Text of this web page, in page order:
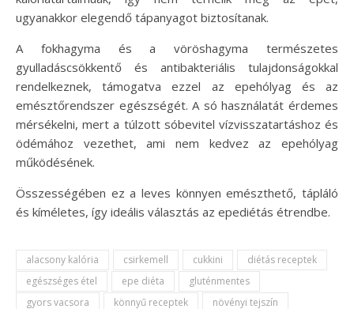
ugyanakkor elegendő tápanyagot biztosítanak.
A fokhagyma és a vöröshagyma természetes
gyulladáscsökkentő és antibakteriális tulajdonságokkal
rendelkeznek, támogatva ezzel az epehólyag és az
emésztőrendszer egészségét. A só használatát érdemes
mérsékelni, mert a túlzott sóbevitel vízvisszatartáshoz és
ödémához vezethet, ami nem kedvez az epehólyag
működésének.
Összességében ez a leves könnyen emészthető, tápláló
és kíméletes, így ideális választás az epediétás étrendbe.
alacsony kalória csirkemell cukkini
diétás receptek
egészséges étel
epe diéta
gluténmentes
gyors vacsora
könnyű receptek növényi tejszín